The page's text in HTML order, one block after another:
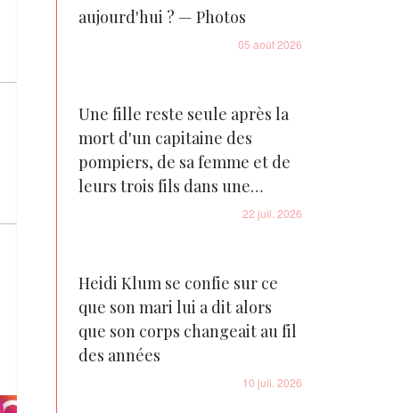
aujourd'hui ? — Photos
05 août 2026
Une fille reste seule après la
mort d'un capitaine des
pompiers, de sa femme et de
leurs trois fils dans une
tragédie familiale déchirante
22 juil. 2026
Heidi Klum se confie sur ce
que son mari lui a dit alors
que son corps changeait au fil
des années
10 juil. 2026